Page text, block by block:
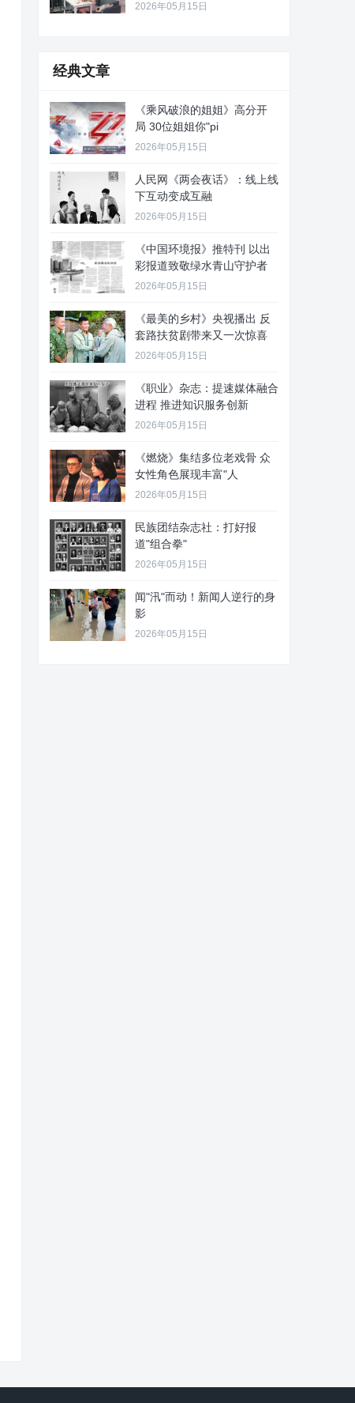
2026年05月15日
经典文章
《乘风破浪的姐姐》高分开
局 30位姐姐你"pi
2026年05月15日
人民网《两会夜话》：线上线
下互动变成互融
2026年05月15日
《中国环境报》推特刊 以出
彩报道致敬绿水青山守护者
2026年05月15日
《最美的乡村》央视播出 反
套路扶贫剧带来又一次惊喜
2026年05月15日
《职业》杂志：提速媒体融合
进程 推进知识服务创新
2026年05月15日
《燃烧》集结多位老戏骨 众
女性角色展现丰富"人
2026年05月15日
民族团结杂志社：打好报
道"组合拳"
2026年05月15日
闻"汛"而动！新闻人逆行的身
影
2026年05月15日